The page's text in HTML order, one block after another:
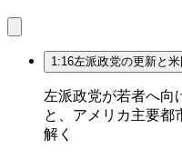
1:16左派政党の更新と
左派政党が若者へ向
と、アメリカ主要都
解く